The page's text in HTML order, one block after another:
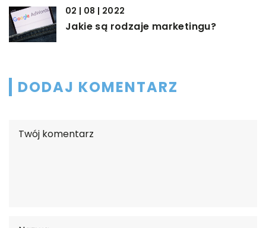
02 | 08 | 2022
Jakie są rodzaje marketingu?
DODAJ KOMENTARZ